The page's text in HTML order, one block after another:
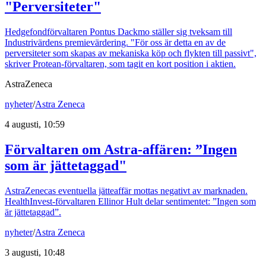
"Perversiteter"
Hedgefondförvaltaren Pontus Dackmo ställer sig tveksam till
Industrivärdens premievärdering. "För oss är detta en av de
perversiteter som skapas av mekaniska köp och flykten till passivt",
skriver Protean-förvaltaren, som tagit en kort position i aktien.
AstraZeneca
nyheter/Astra Zeneca
4 augusti, 10:59
Förvaltaren om Astra-affären: ”Ingen
som är jättetaggad"
AstraZenecas eventuella jätteaffär mottas negativt av marknaden.
HealthInvest-förvaltaren Ellinor Hult delar sentimentet: ”Ingen som
är jättetaggad”.
nyheter/Astra Zeneca
3 augusti, 10:48